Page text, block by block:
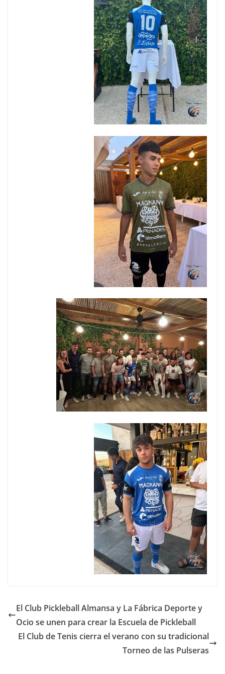
El Club Pickleball Almansa y La Fábrica Deporte y
Ocio se unen para crear la Escuela de Pickleball
El Club de Tenis cierra el verano con su tradicional
Torneo de las Pulseras